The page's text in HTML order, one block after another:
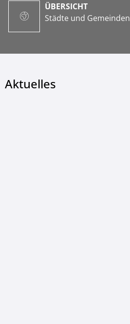
ÜBERSICHT
Städte und Gemeinden
Aktuelles